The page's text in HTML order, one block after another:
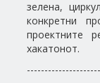
зелена,
конкретни
проектните
хакатонот.